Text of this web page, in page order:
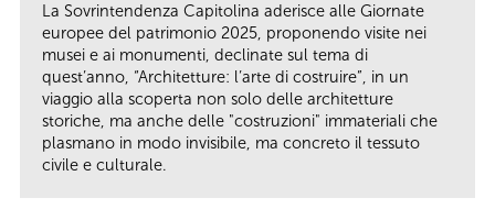
La Sovrintendenza Capitolina aderisce alle Giornate
europee del patrimonio 2025, proponendo visite nei
musei e ai monumenti, declinate sul tema di
quest’anno, “Architetture: l’arte di costruire”, in un
viaggio alla scoperta non solo delle architetture
storiche, ma anche delle "costruzioni" immateriali che
plasmano in modo invisibile, ma concreto il tessuto
civile e culturale.